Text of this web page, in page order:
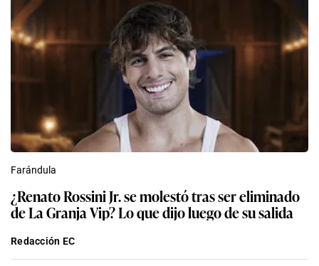
Farándula
¿Renato Rossini Jr. se molestó tras ser eliminado
de La Granja Vip? Lo que dijo luego de su salida
Redacción EC